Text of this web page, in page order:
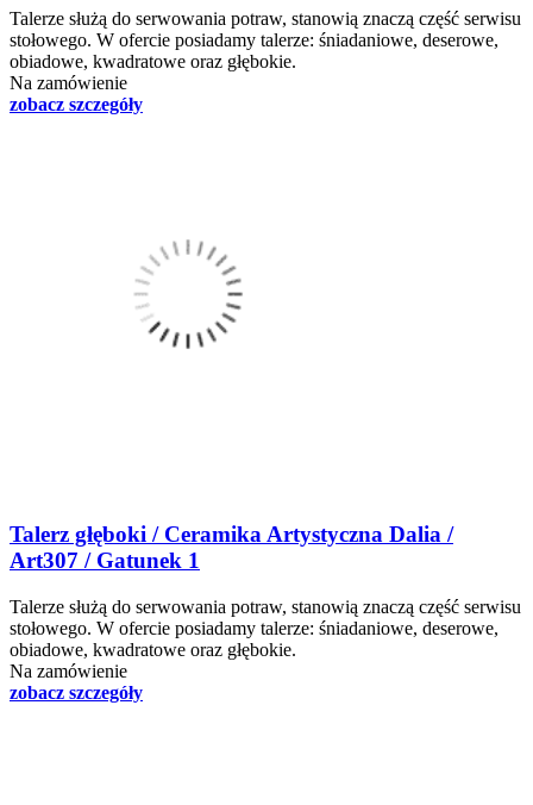
Talerze służą do serwowania potraw, stanowią znaczą część serwisu
stołowego. W ofercie posiadamy talerze: śniadaniowe, deserowe,
obiadowe, kwadratowe oraz głębokie.
Na zamówienie
zobacz szczegóły
Talerz głęboki / Ceramika Artystyczna Dalia /
Art307 / Gatunek 1
Talerze służą do serwowania potraw, stanowią znaczą część serwisu
stołowego. W ofercie posiadamy talerze: śniadaniowe, deserowe,
obiadowe, kwadratowe oraz głębokie.
Na zamówienie
zobacz szczegóły